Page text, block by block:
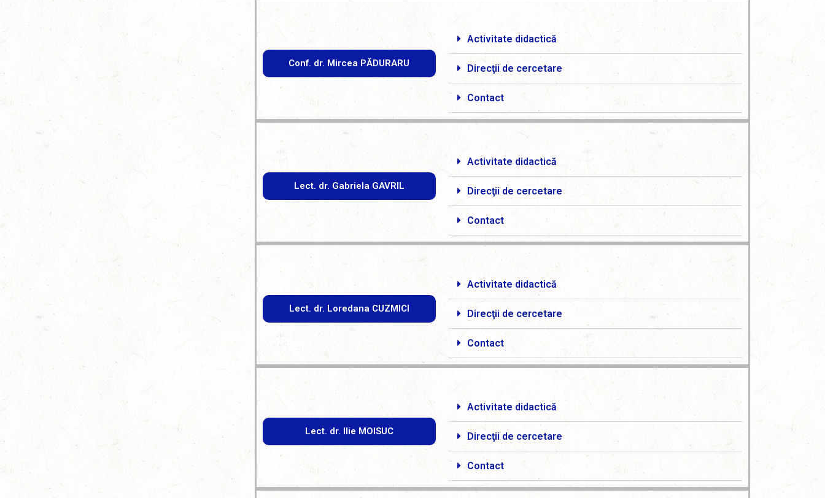
Conf. dr. Mircea PĂDURARU
Activitate didactică
Direcţii de cercetare
Contact
Lect. dr. Gabriela GAVRIL
Activitate didactică
Direcţii de cercetare
Contact
Lect. dr. Loredana CUZMICI
Activitate didactică
Direcţii de cercetare
Contact
Lect. dr. Ilie MOISUC
Activitate didactică
Direcţii de cercetare
Contact